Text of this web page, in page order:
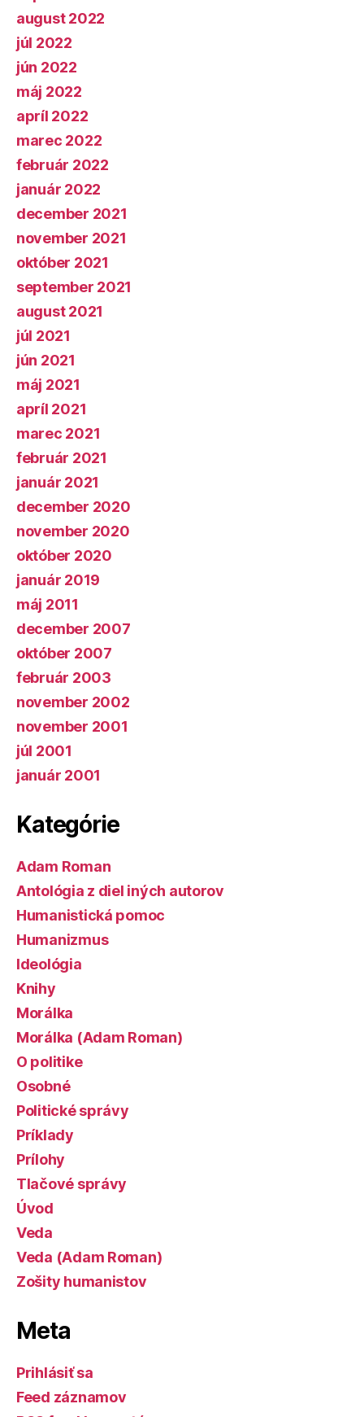
august 2022
júl 2022
jún 2022
máj 2022
apríl 2022
marec 2022
február 2022
január 2022
december 2021
november 2021
október 2021
september 2021
august 2021
júl 2021
jún 2021
máj 2021
apríl 2021
marec 2021
február 2021
január 2021
december 2020
november 2020
október 2020
január 2019
máj 2011
december 2007
október 2007
február 2003
november 2002
november 2001
júl 2001
január 2001
Kategórie
Adam Roman
Antológia z diel iných autorov
Humanistická pomoc
Humanizmus
Ideológia
Knihy
Morálka
Morálka (Adam Roman)
O politike
Osobné
Politické správy
Príklady
Prílohy
Tlačové správy
Úvod
Veda
Veda (Adam Roman)
Zošity humanistov
Meta
Prihlásiť sa
Feed záznamov